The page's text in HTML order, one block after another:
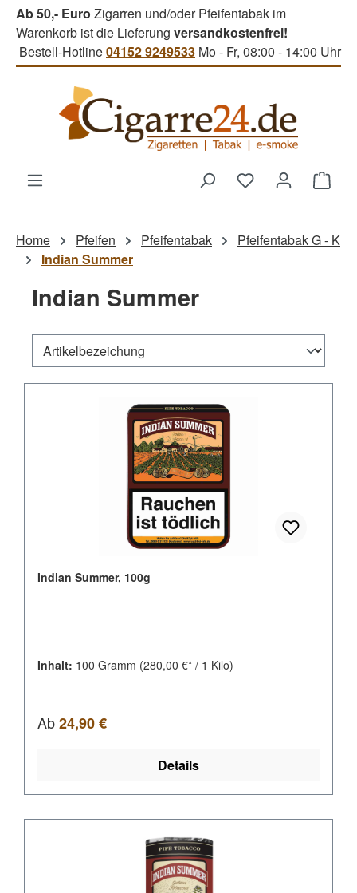
Zum Hauptinhalt springen
Ab 50,- Euro Zigarren und/oder Pfeifentabak im
Warenkorb ist die Lieferung versandkostenfrei!
Bestell-Hotline04152 9249533 Mo - Fr, 08:00 - 14:00 Uhr
Du hast 0
Home Pfeifen Pfeifentabak
Pfeifentabak G - K
Indian Summer
Indian Summer
Indian Summer, 100g
Inhalt: 100 Gramm (280,00 €* / 1 Kilo)
Regulärer Preis:
Ab24,90 €
Details